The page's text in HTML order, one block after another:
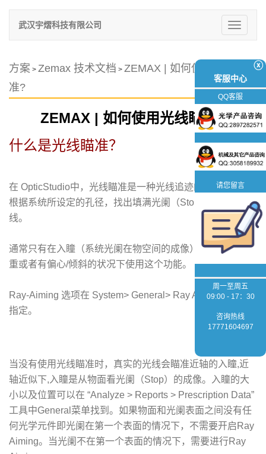
切
换
武汉宇熠科技有限公司
方案 > Zemax 技术文档 > ZEMAX | 如何使用光线瞄
准?
ZEMAX | 如何使用光线瞄准?
什么是光线瞄准？
在 OpticStudio中，光线瞄准是一种光线追迹的迭代算法：
根据系统所设定的孔径，找出填满光阑（Stop）边缘的光
线。
通常只有在入瞳（系统光阑在物空间的成像）的像差较为严
重或者有偏心/倾斜的状况下使用这个功能。
Ray-Aiming 选项在 System> General> Ray Aiming 菜单下
指定。
当没有使用光线瞄准时，真实的光线会瞄准近轴的入瞳,近
轴近似下,入瞳是从物面看光阑（Stop）的成像。入瞳的大
小以及位置可以在 “Analyze > Reports > Prescription Data”
工具中General菜单找到。如果物面和光阑表面之间没有任
何光学元件即光阑在第一个表面的情况下，不需要开启Ray
Aiming。当光阑不在第一个表面的情况下，需要进行Ray
ⓧ
客服中心
QQ客服
请您留言
周一至周五
09:00 - 17：30
咨询热线
17771604697